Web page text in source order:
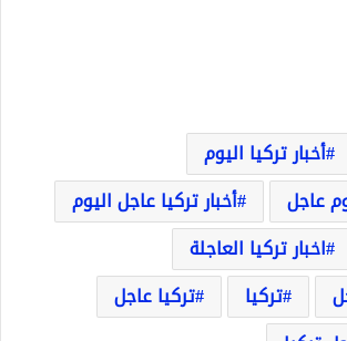
أخبار تركيا اليوم
عاجل
أخبار تركيا عاجل اليوم
اخبار تركيا العاجلة
تركيا
تركيا عاجل